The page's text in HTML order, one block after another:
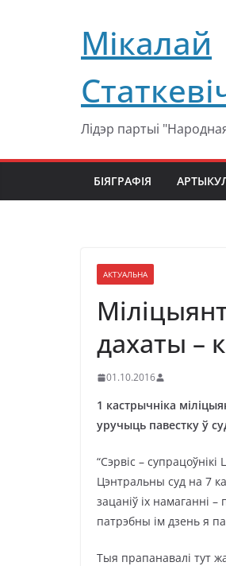
содержимомуМікалай
Лідэр партыі
БІЯГРАФІЯ
АКТУАЛЬНА
дахаты –
01.10.2016
1 кастрычніка
уручыць павестку ў
“Сэрвіс –
Цэнтральны суд на 7
зацаніў іх намаганні
патрэбны ім дзень я
Тыя прапанавалі тут